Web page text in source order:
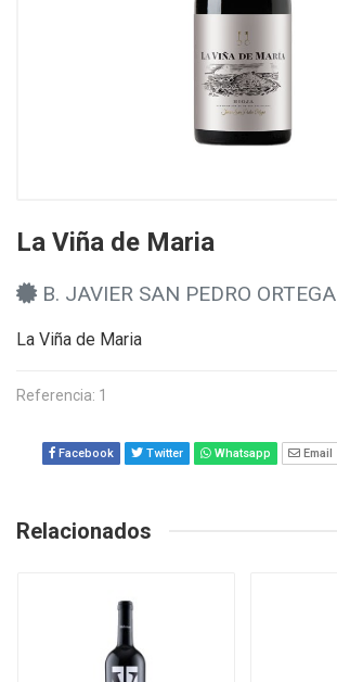
La Viña de Maria
B. JAVIER SAN PEDRO ORTEGA
La Viña de Maria
Referencia: 1
Facebook Twitter Whatsapp Email
Relacionados